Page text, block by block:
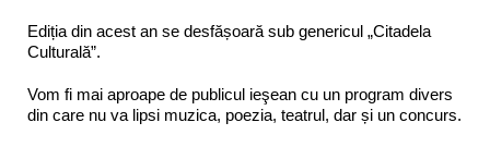
Ediția din acest an se desfășoară sub genericul „Citadela
Culturală”.
Vom fi mai aproape de publicul ieşean cu un program divers
din care nu va lipsi muzica, poezia, teatrul, dar și un concurs.